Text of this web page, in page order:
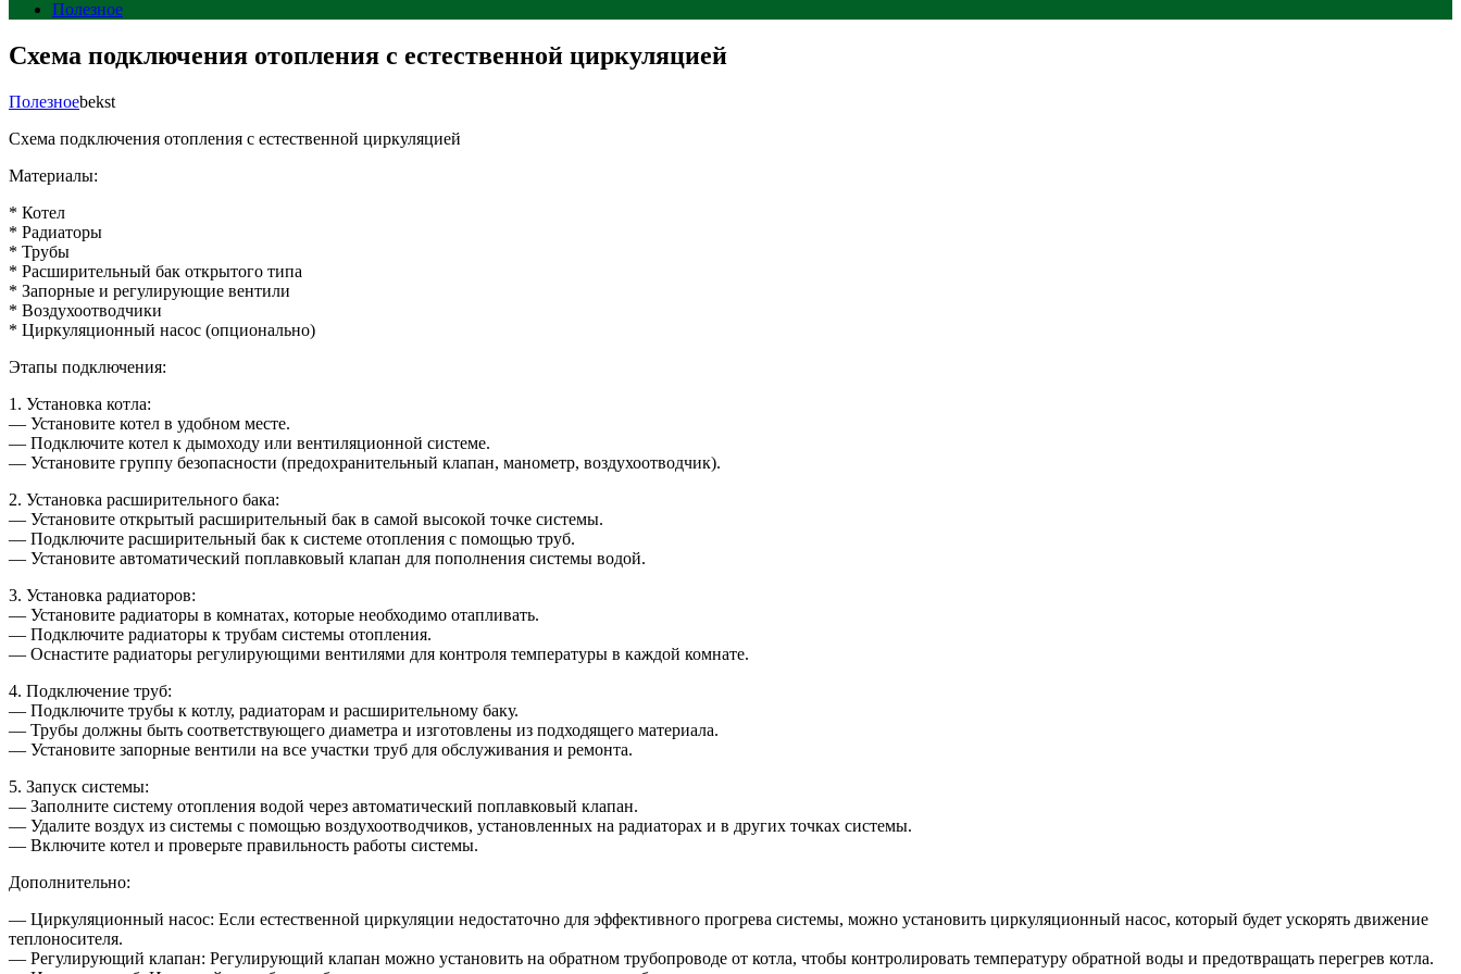
Полезное
Схема подключения отопления с естественной циркуляцией
Полезноеbekst
Схема подключения отопления с естественной циркуляцией
Материалы:
* Котел
* Радиаторы
* Трубы
* Расширительный бак открытого типа
* Запорные и регулирующие вентили
* Воздухоотводчики
* Циркуляционный насос (опционально)
Этапы подключения:
1. Установка котла:
— Установите котел в удобном месте.
— Подключите котел к дымоходу или вентиляционной системе.
— Установите группу безопасности (предохранительный клапан, манометр, воздухоотводчик).
2. Установка расширительного бака:
— Установите открытый расширительный бак в самой высокой точке системы.
— Подключите расширительный бак к системе отопления с помощью труб.
— Установите автоматический поплавковый клапан для пополнения системы водой.
3. Установка радиаторов:
— Установите радиаторы в комнатах, которые необходимо отапливать.
— Подключите радиаторы к трубам системы отопления.
— Оснастите радиаторы регулирующими вентилями для контроля температуры в каждой комнате.
4. Подключение труб:
— Подключите трубы к котлу, радиаторам и расширительному баку.
— Трубы должны быть соответствующего диаметра и изготовлены из подходящего материала.
— Установите запорные вентили на все участки труб для обслуживания и ремонта.
5. Запуск системы:
— Заполните систему отопления водой через автоматический поплавковый клапан.
— Удалите воздух из системы с помощью воздухоотводчиков, установленных на радиаторах и в других точках системы.
— Включите котел и проверьте правильность работы системы.
Дополнительно:
— Циркуляционный насос: Если естественной циркуляции недостаточно для эффективного прогрева системы, можно установить циркуляционный насос, который будет ускорять движение
теплоносителя.
— Регулирующий клапан: Регулирующий клапан можно установить на обратном трубопроводе от котла, чтобы контролировать температуру обратной воды и предотвращать перегрев котла.